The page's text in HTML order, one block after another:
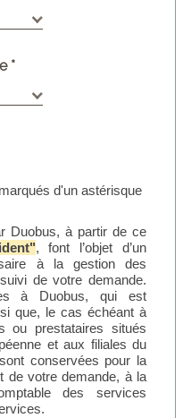
d'un astérisque
Duobus, à partir de ce
, font l’objet d’un
à la gestion des
de votre demande.
à Duobus, qui est
que, le cas échéant à
ou prestataires situés
et aux filiales du
conservées pour la
de votre demande, à la
des services